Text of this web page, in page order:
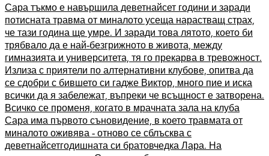
Сара тъкмо е навършила деветнайсет години и заради
потисната травма от миналото усеща нарастващ страх,
че тази година ще умре. И заради това лятото, което би
трябвало да е най-безгрижното в живота, между
гимназията и университета, тя го прекарва в тревожност.
Излиза с приятели по алтернативни клубове, опитва да
се сдобри с бившето си гадже Виктор, много пие и иска
всички да я забележат, въпреки че всъщност е затворена.
Всичко се променя, когато в мрачната зала на клуба
Сара има първото съновидение, в което травмата от
миналото оживява - отново се сблъсква с
деветнайсетгодишната си братовчедка Лара. На